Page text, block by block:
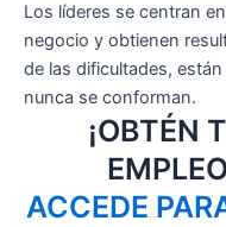
Los líderes se centran
negocio y obtienen
de las dificultades,
nunca se conforman.
¡OBTÉN
ACCEDE